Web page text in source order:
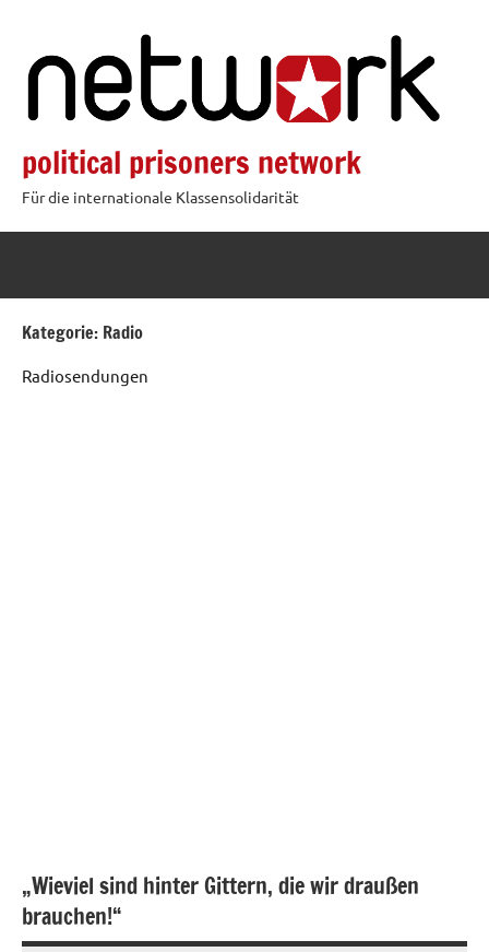
springen
political prisoners network
Für die internationale Klassensolidarität
Kategorie: Radio
Radiosendungen
„Wieviel sind hinter Gittern, die wir draußen
brauchen!“